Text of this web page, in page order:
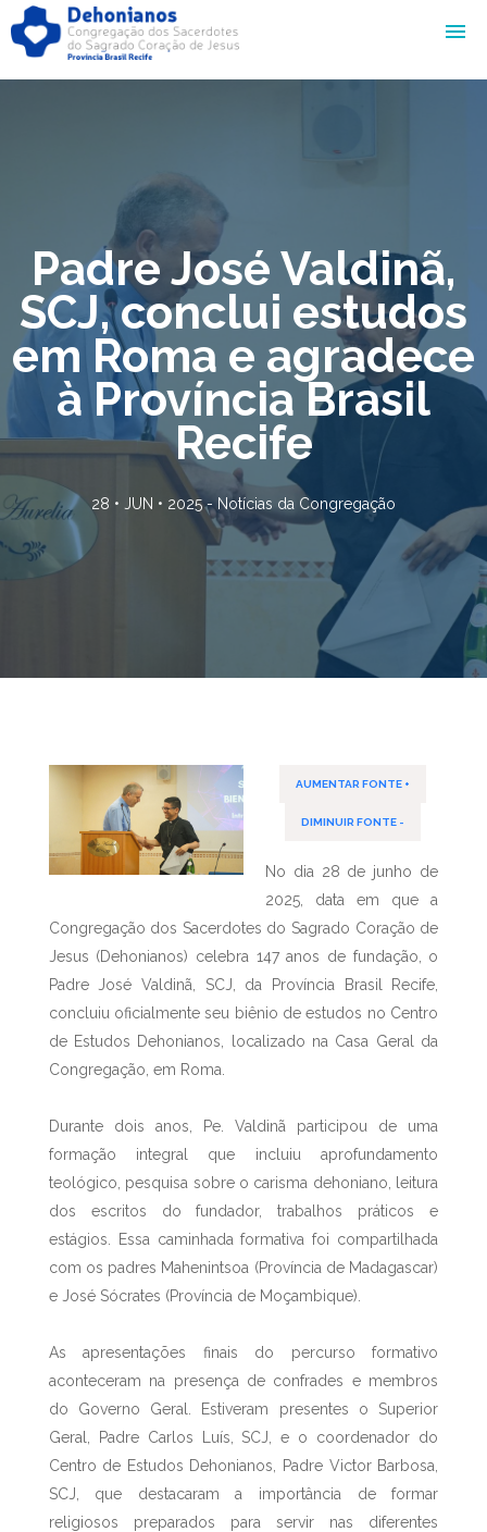
Padre José Valdinã,
SCJ, conclui estudos
em Roma e agradece
à Província Brasil
Recife
28 • JUN • 2025 - Notícias da Congregação
AUMENTAR FONTE +
DIMINUIR FONTE -
No dia 28 de junho de
2025, data em que a
Congregação dos Sacerdotes do Sagrado Coração de
Jesus (Dehonianos) celebra 147 anos de fundação, o
Padre José Valdinã, SCJ, da Província Brasil Recife,
concluiu oficialmente seu biênio de estudos no Centro
de Estudos Dehonianos, localizado na Casa Geral da
Congregação, em Roma.
Durante dois anos, Pe. Valdinã participou de uma
formação integral que incluiu aprofundamento
teológico, pesquisa sobre o carisma dehoniano, leitura
dos escritos do fundador, trabalhos práticos e
estágios. Essa caminhada formativa foi compartilhada
com os padres Mahenintsoa (Província de Madagascar)
e José Sócrates (Província de Moçambique).
As apresentações finais do percurso formativo
aconteceram na presença de confrades e membros
do Governo Geral. Estiveram presentes o Superior
Geral, Padre Carlos Luís, SCJ, e o coordenador do
Centro de Estudos Dehonianos, Padre Victor Barbosa,
SCJ, que destacaram a importância de formar
religiosos preparados para servir nas diferentes